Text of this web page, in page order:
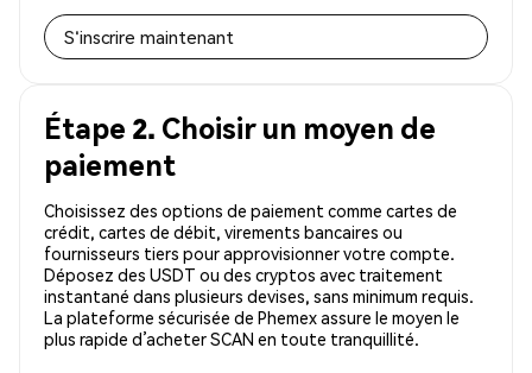
S'inscrire maintenant
Étape 2. Choisir un moyen de
paiement
Choisissez des options de paiement comme cartes de
crédit, cartes de débit, virements bancaires ou
fournisseurs tiers pour approvisionner votre compte.
Déposez des USDT ou des cryptos avec traitement
instantané dans plusieurs devises, sans minimum requis.
La plateforme sécurisée de Phemex assure le moyen le
plus rapide d’acheter SCAN en toute tranquillité.